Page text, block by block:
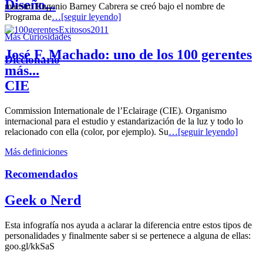
Diseño...
José F. Machado: uno de los 100 gerentes
más...
maestro Eugenio Barney Cabrera se creó bajo el nombre de
Programa de…[seguir leyendo]
Más Curiosidades
Diccionario
CIE
Commission Internationale de l’Eclairage (CIE). Organismo
internacional para el estudio y estandarización de la luz y todo lo
relacionado con ella (color, por ejemplo). Su…[seguir leyendo]
Más definiciones
Recomendados
Geek o Nerd
Esta infografía nos ayuda a aclarar la diferencia entre estos tipos de
personalidades y finalmente saber si se pertenece a alguna de ellas:
goo.gl/kkSaS